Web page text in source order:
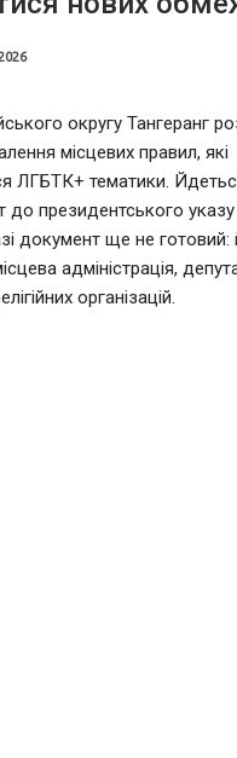
округу Тангеранг
місцевих правил, які
ЛГБТК+ тематики.
до президентського
документ ще не готовий:
адміністрація,
організацій.